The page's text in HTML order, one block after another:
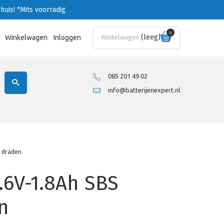
*Mits voorradig
Winkelwagen
0
(leeg)
Winkelwagen Inloggen
085 201 49 02
info@batterijenexpert.nl
draden
1.8Ah SBS